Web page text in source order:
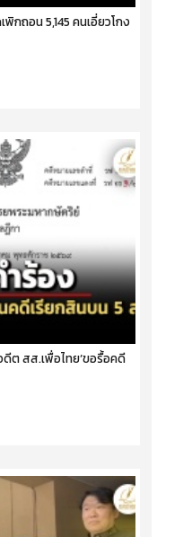
กถอน 5,145 คนเอี่ยวโกง
ดีต สส.เพื่อไทย’ขอรื้อคดี